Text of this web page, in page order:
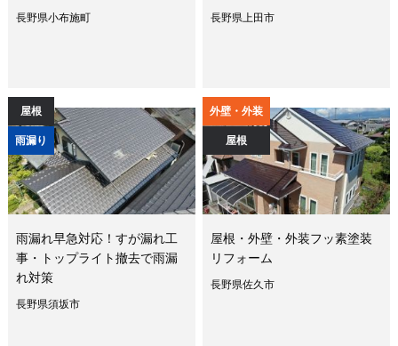
長野県小布施町 長野県上田市
屋根
雨漏り
雨漏れ早急対応！すが漏れ工
事・トップライト撤去で雨漏
れ対策
長野県須坂市
外壁・外装
屋根
屋根・外壁・外装フッ素塗装
リフォーム
長野県佐久市